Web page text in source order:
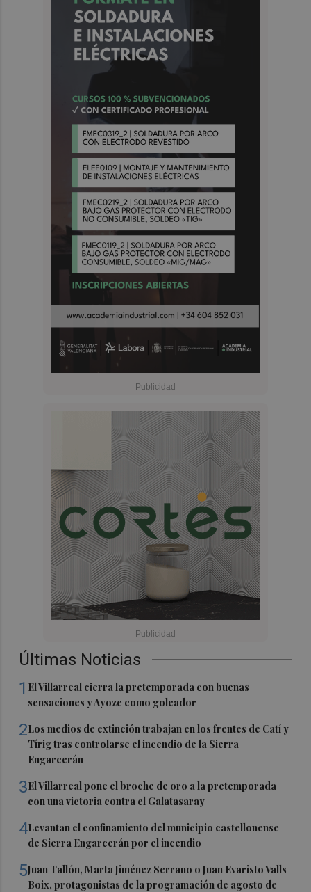
Últimas Noticias
1 El Villarreal cierra la pretemporada con buenas
sensaciones y Ayoze como goleador
2Los medios de extinción trabajan en los frentes de Catí y
Tírig tras controlarse el incendio de la Sierra
Engarcerán
3El Villarreal pone el broche de oro a la pretemporada
con una victoria contra el Galatasaray
4Levantan el confinamiento del municipio castellonense
de Sierra Engarcerán por el incendio
5Juan Tallón, Marta Jiménez Serrano o Juan Evaristo Valls
Boix, protagonistas de la programación de agosto de